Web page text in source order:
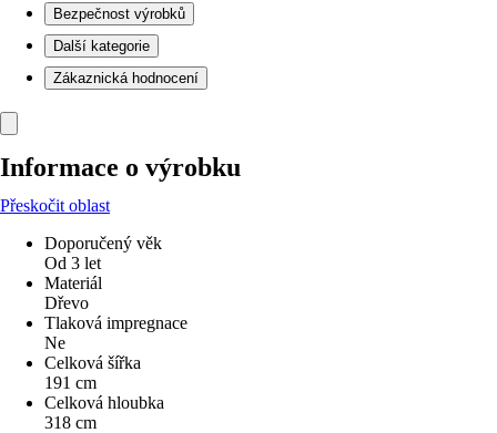
Bezpečnost výrobků
Další kategorie
Zákaznická hodnocení
Informace o výrobku
Přeskočit oblast
Doporučený věk
Od 3 let
Materiál
Dřevo
Tlaková impregnace
Ne
Celková šířka
191 cm
Celková hloubka
318 cm